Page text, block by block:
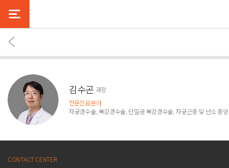
김수곤 과장
전문진료분야
자궁경수술, 복강경수술, 단일공 복강경수술, 자궁근종 및 난소 종양
CONTACT CENTER